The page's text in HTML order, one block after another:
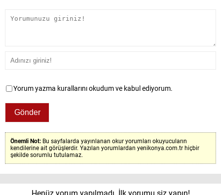
Yorum yazma kurallarını okudum ve kabul ediyorum.
Önemli Not: Bu sayfalarda yayınlanan okur yorumları okuyucuların
kendilerine ait görüşlerdir. Yazılan yorumlardan yenikonya.com.tr hiçbir
şekilde sorumlu tutulamaz.